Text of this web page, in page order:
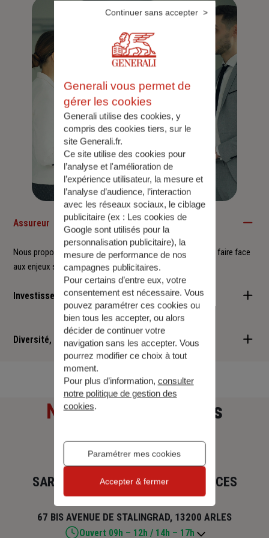
Assureur
Nous proposons à nos clients des solutions durables pour faire face
aux enjeux sociétaux et environnementaux.
Investisseur responsable
Nous sommes convaincus qu'il est possible d'allier performance
financière et retombées positives : cette vision est au cœur des
services que nous vous proposons.
Diversité, Equité, Inclusion
Nous faisons de la diversité, de l'équité et de l'inclusion un
engagement quotidien.
Notre adresse
et nos
horaires
SARL ARLES PROVENCE ASSURANCES
67 BIS AVENUE DE STALINGRAD, 13200 ARLES
Ouvert 09h – 12h / 14h – 17h
Generali vous permet de
gérer les cookies
Generali utilise des cookies, y
compris des cookies tiers, sur le
site Generali.fr.
Ce site utilise des cookies pour
l’analyse et l'amélioration de
l’expérience utilisateur, la mesure et
l’analyse d’audience, l’interaction
avec les réseaux sociaux, le ciblage
publicitaire (ex : Les cookies de
Google sont utilisés pour la
personnalisation publicitaire), la
mesure de performance de nos
campagnes publicitaires.
Pour certains d’entre eux, votre
consentement est nécessaire. Vous
pouvez paramétrer ces cookies ou
bien tous les accepter, ou alors
décider de continuer votre
navigation sans les accepter. Vous
pourrez modifier ce choix à tout
moment.
Pour plus d’information, consulter
notre politique de gestion des
cookies.
Paramétrer mes cookies
Continuer sans accepter
Accepter & fermer